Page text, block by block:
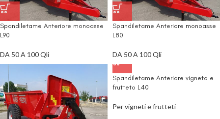
Spandiletame Anteriore monoasse
L90
DA 50 A 100 Qli
Spandiletame Anteriore monoasse
L80
DA 50 A 100 Qli
Spandiletame Anteriore vigneto e
frutteto L40
Per vigneti e frutteti